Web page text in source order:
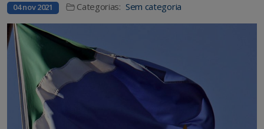
04 nov 2021 Categorias: Sem categoria